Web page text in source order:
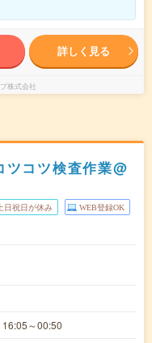
詳しく見る
株式会社
コツ検査作業@
日祝日が休み WEB登録OK
～00:50